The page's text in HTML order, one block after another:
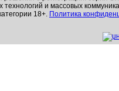
и массовых
18+. Политика